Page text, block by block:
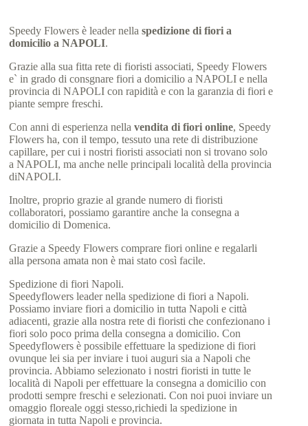
Speedy Flowers è leader nellaspedizione di fiori a
domicilio a NAPOLI.
Grazie alla sua fitta rete di fioristi associati, Speedy Flowers
e` in grado di consgnare fiori a domicilio a NAPOLI e nella
provincia di NAPOLI con rapidità e con la garanzia di fiori e
piante sempre freschi.
Con anni di esperienza nellavendita di fiori online, Speedy
Flowers ha, con il tempo, tessuto una rete di distribuzione
capillare, per cui i nostri fioristi associati non si trovano solo
a NAPOLI, ma anche nelle principali località della provincia
diNAPOLI.
Inoltre, proprio grazie al grande numero di fioristi
collaboratori, possiamo garantire anche la consegna a
domicilio di Domenica.
Grazie a Speedy Flowers comprare fiori online e regalarli
alla persona amata non è mai stato così facile.
Spedizione di fiori Napoli.
Speedyflowers leader nella spedizione di fiori a Napoli.
Possiamo inviare fiori a domicilio in tutta Napoli e città
adiacenti, grazie alla nostra rete di fioristi che confezionano i
fiori solo poco prima della consegna a domicilio. Con
Speedyflowers è possibile effettuare la spedizione di fiori
ovunque lei sia per inviare i tuoi auguri sia a Napoli che
provincia. Abbiamo selezionato i nostri fioristi in tutte le
località di Napoli per effettuare la consegna a domicilio con
prodotti sempre freschi e selezionati. Con noi puoi inviare un
omaggio floreale oggi stesso,richiedi la spedizione in
giornata in tutta Napoli e provincia.